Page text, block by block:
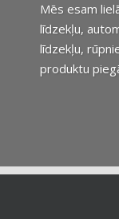
Mēs esam
līdzekļu,
līdzekļu,
produktu